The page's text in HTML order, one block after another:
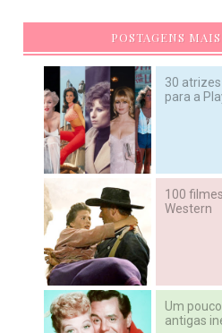
POSTAGENS
30
para a
100
Western
Um
antigas